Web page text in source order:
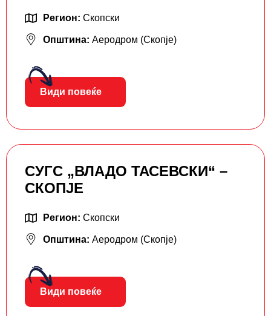
Регион: Скопски
Општина: Аеродром (Скопје)
Види повеќе
СУГС „ВЛАДО ТАСЕВСКИ“ –
СКОПЈЕ
Регион: Скопски
Општина: Аеродром (Скопје)
Види повеќе